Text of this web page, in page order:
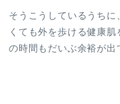
そうこうしているうち
くても外を歩ける健康
の時間もだいぶ余裕が出